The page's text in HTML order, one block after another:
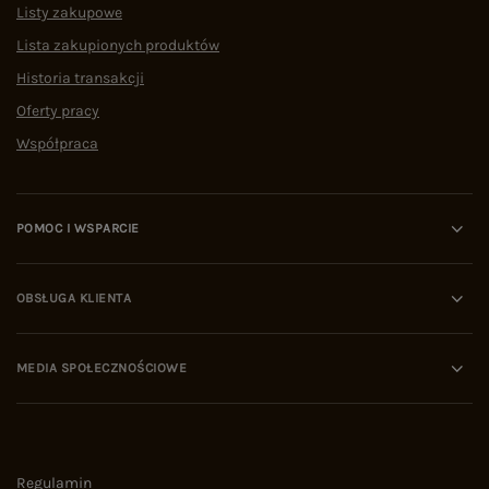
Listy zakupowe
Lista zakupionych produktów
Historia transakcji
Oferty pracy
Współpraca
POMOC I WSPARCIE
OBSŁUGA KLIENTA
MEDIA SPOŁECZNOŚCIOWE
Regulamin